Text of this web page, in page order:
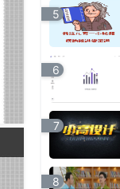
5
6
7
8